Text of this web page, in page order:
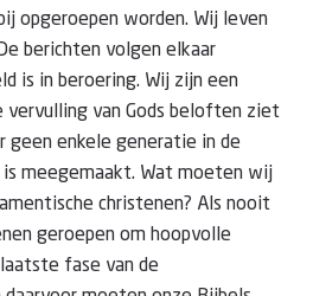
opgeroepen worden. Wij leven
berichten volgen elkaar
is in beroering. Wij zijn een
vervulling van Gods beloften ziet
geen enkele generatie in de
meegemaakt. Wat moeten wij
christenen? Als nooit
geroepen om hoopvolle
fase van de